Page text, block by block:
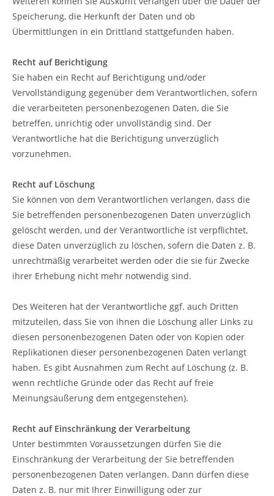
Speicherung, die Herkunft der Daten und ob
Übermittlungen in ein Drittland stattgefunden haben.
Recht auf Berichtigung
Sie haben ein Recht auf Berichtigung und/oder
Vervollständigung gegenüber dem Verantwortlichen, sofern
die verarbeiteten personenbezogenen Daten, die Sie
betreffen, unrichtig oder unvollständig sind. Der
Verantwortliche hat die Berichtigung unverzüglich
vorzunehmen.
Recht auf Löschung
Sie können von dem Verantwortlichen verlangen, dass die
Sie betreffenden personenbezogenen Daten unverzüglich
gelöscht werden, und der Verantwortliche ist verpflichtet,
diese Daten unverzüglich zu löschen, sofern die Daten z. B.
unrechtmäßig verarbeitet werden oder die sie für Zwecke
ihrer Erhebung nicht mehr notwendig sind.
Des Weiteren hat der Verantwortliche ggf. auch Dritten
mitzuteilen, dass Sie von ihnen die Löschung aller Links zu
diesen personenbezogenen Daten oder von Kopien oder
Replikationen dieser personenbezogenen Daten verlangt
haben. Es gibt Ausnahmen zum Recht auf Löschung (z. B.
wenn rechtliche Gründe oder das Recht auf freie
Meinungsäußerung dem entgegenstehen).
Recht auf Einschränkung der Verarbeitung
Unter bestimmten Voraussetzungen dürfen Sie die
Einschränkung der Verarbeitung der Sie betreffenden
personenbezogenen Daten verlangen. Dann dürfen diese
Daten z. B. nur mit Ihrer Einwilligung oder zur